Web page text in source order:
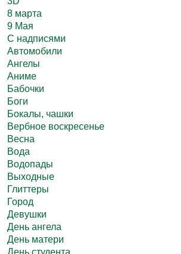
8 марта
9 Мая
C надписями
Автомобили
Ангелы
Аниме
Бабочки
Боги
Бокалы, чашки
Вербное воскресенье
Весна
Вода
Водопады
Выходные
Глиттеры
Город
Девушки
День ангела
День матери
День студента